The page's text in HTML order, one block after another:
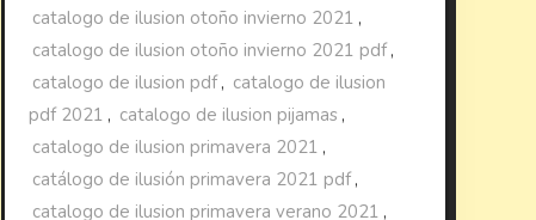
catalogo de ilusion otoño invierno 2021 ,
catalogo de ilusion otoño invierno 2021 pdf,
catalogo de ilusion pdf, catalogo de ilusion
pdf 2021 , catalogo de ilusion pijamas ,
catalogo de ilusion primavera 2021 ,
catálogo de ilusión primavera 2021 pdf,
catalogo de ilusion primavera verano 2021 ,